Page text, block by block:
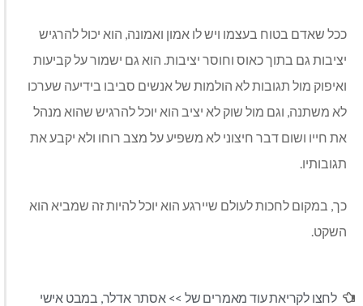
ככל שאדם בטוח בעצמו ויש לו אמון ואמונה, הוא יכול להרגיש
יציבות גם בתוך כאוס וחוסר יציבות. הוא גם ישמור על קביעות
ואיפוק מול תגובות לא הולמות של אנשים סביבו בידיעה שערכו
לא משתנה, וגם מול שוק לא יציב הוא יוכל להרגיש שהוא מנהל
את חייו ושום דבר חיצוני לא משפיע על מצב רוחו ולא יקבע את
תגובותיו.
כך, במקום לחכות לעולם שיירגע הוא יוכל להיות זה שמביא הוא
השקט.
לחצו לקריאת עוד מאמרים של >> אסתר אדלר, במבט אישי